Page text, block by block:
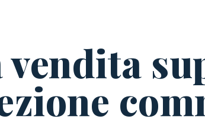
vendita